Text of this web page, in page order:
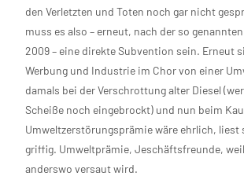
den Verletzten und Toten noch gar nicht
muss es also – erneut, nach der so
2009 – eine direkte Subvention sein. Erneut
Werbung und Industrie im Chor von einer
damals bei der Verschrottung alter Diesel
Scheiße noch eingebrockt) und nun beim
Umweltzerstörungsprämie wäre ehrlich, liest
griffig. Umweltprämie, Jeschäftsfreunde,
anderswo versaut wird.